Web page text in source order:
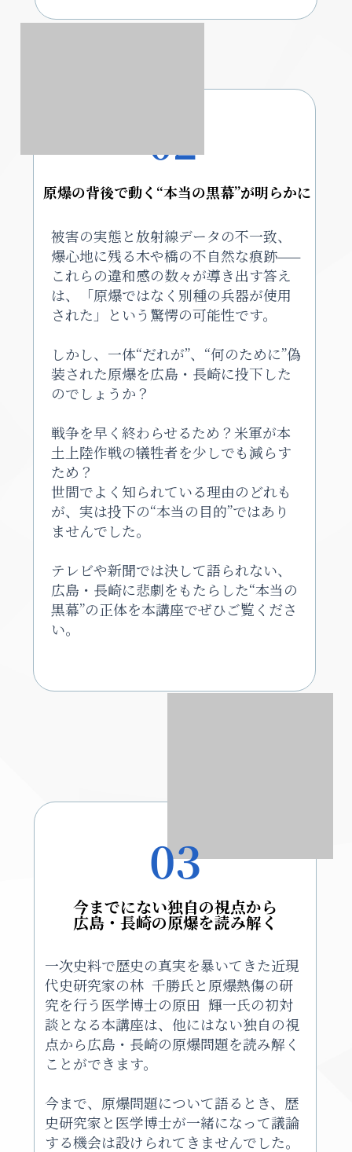
02
原爆の背後で動く“本当の黒幕”が明らかに
被害の実態と放射線データの不一致、
爆心地に残る木や橋の不自然な痕跡——
これらの違和感の数々が導き出す答え
は、「原爆ではなく別種の兵器が使用
された」という驚愕の可能性です。
しかし、一体“だれが”、“何のために”偽
装された原爆を広島・長崎に投下した
のでしょうか？
戦争を早く終わらせるため？米軍が本
土上陸作戦の犠牲者を少しでも減らす
ため？
世間でよく知られている理由のどれも
が、実は投下の“本当の目的”ではあり
ませんでした。
テレビや新聞では決して語られない、
広島・長崎に悲劇をもたらした“本当の
黒幕”の正体を本講座でぜひご覧くださ
い。
03
今までにない独自の視点から
広島・長崎の原爆を読み解く
一次史料で歴史の真実を暴いてきた近現
代史研究家の林 千勝氏と原爆熱傷の研
究を行う医学博士の原田 輝一氏の初対
談となる本講座は、他にはない独自の視
点から広島・長崎の原爆問題を読み解く
ことができます。
今まで、原爆問題について語るとき、歴
史研究家と医学博士が一緒になって議論
する機会は設けられてきませんでした。